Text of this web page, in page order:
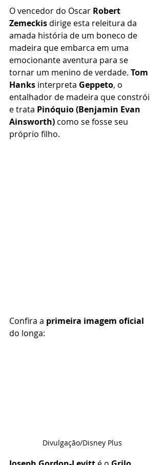
O vencedor do Oscar Robert
Zemeckis dirige esta releitura da
amada história de um boneco de
madeira que embarca em uma
emocionante aventura para se
tornar um menino de verdade. Tom
Hanks interpreta Geppeto, o
entalhador de madeira que constrói
e trata Pinóquio (Benjamin Evan
Ainsworth) como se fosse seu
próprio filho.
Confira a primeira imagem oficial
do longa:
Divulgação/Disney Plus